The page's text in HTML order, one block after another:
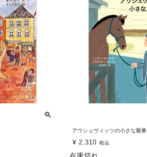
アウシュヴィッツの小さな厩番
¥ 2,310 税込